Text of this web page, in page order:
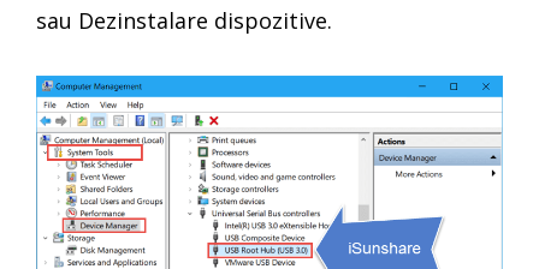
sau Dezinstalare dispozitive.